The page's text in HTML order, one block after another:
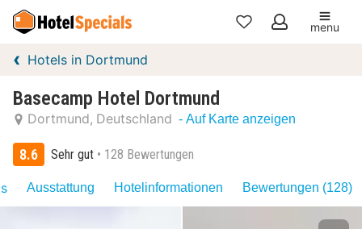
Meine
menu
Hotels in Dortmund
Basecamp Hotel Dortmund
Dortmund Deutschland - Auf Karte anzeigen
8.6 Sehr gut 128 Bewertungen
Ausstattung Hotelinformationen Bewertungen (128)